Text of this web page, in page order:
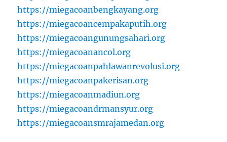
https://miegacoanbengkayang.org
https://miegacoancempakaputih.org
https://miegacoangunungsahari.org
https://miegacoanancol.org
https://miegacoanpahlawanrevolusi.org
https://miegacoanpakerisan.org
https://miegacoanmadiun.org
https://miegacoandrmansyur.org
https://miegacoansmrajamedan.org